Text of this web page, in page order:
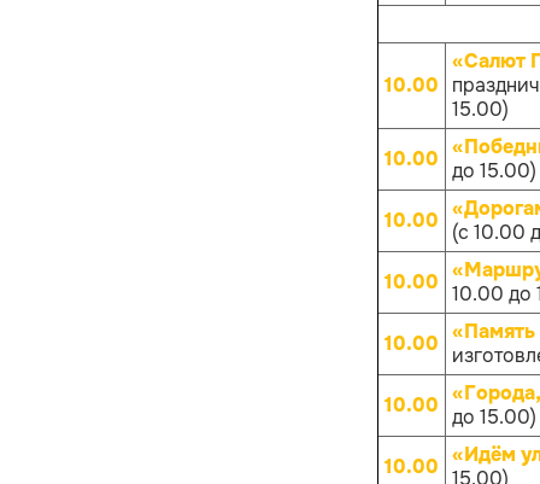
10.00
«Салют
15.00)
10.00 до 15.00)
10.00
(с 10.00
10.00 10.00 до
10.00
10.00 до 15.00)
10.00 «Идём
15.00)